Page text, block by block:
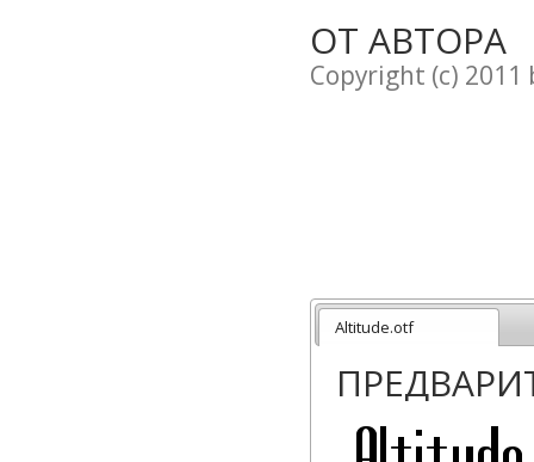
ОТ АВТОРА
Copyright (c)
Altitude.otf